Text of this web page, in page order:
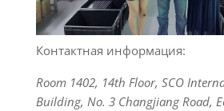
Контактная информация:
Room 1402, 14th Floor, SCO
Building, No. 3 Changjiang Road,